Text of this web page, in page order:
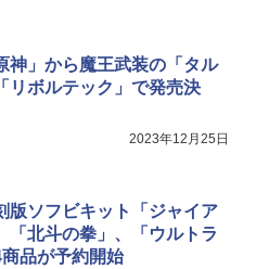
神」から魔王武装の「タル
リボルテック」で発売決
2023年12月25日
版ソフビキット「ジャイア
「北斗の拳」、「ウルトラ
品が予約開始